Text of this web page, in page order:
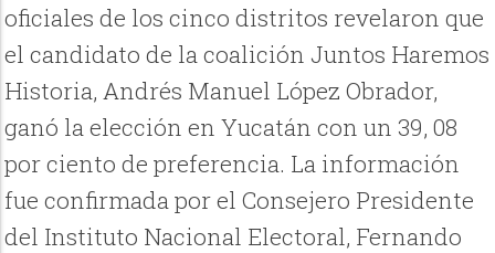
oficiales de los cinco distritos revelaron que
el candidato de la coalición Juntos Haremos
Historia, Andrés Manuel López Obrador,
ganó la elección en Yucatán con un 39, 08
por ciento de preferencia. La información
fue confirmada por el Consejero Presidente
del Instituto Nacional Electoral, Fernando